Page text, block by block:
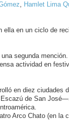
, Hamlet Lima
en un ciclo de
segunda mención.
actividad en
en diez ciudades
de San
Arco Chato (en la